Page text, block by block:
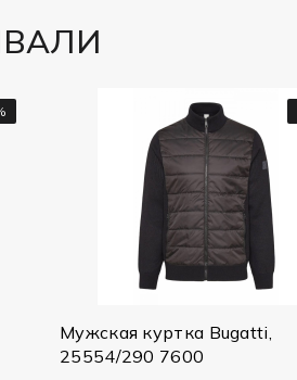
Мужская куртка Bugatti,
25554/290 7600